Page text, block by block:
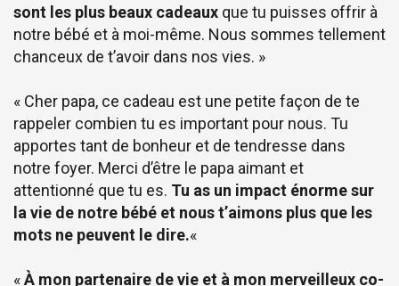
sont les plus beaux cadeaux que tu puisses offrir à
notre bébé et à moi-même. Nous sommes tellement
chanceux de t’avoir dans nos vies. »
« Cher papa, ce cadeau est une petite façon de te
rappeler combien tu es important pour nous. Tu
apportes tant de bonheur et de tendresse dans
notre foyer. Merci d’être le papa aimant et
attentionné que tu es. Tu as un impact énorme sur
la vie de notre bébé et nous t’aimons plus que les
mots ne peuvent le dire.«
«À mon partenaire de vie et à mon merveilleux co-